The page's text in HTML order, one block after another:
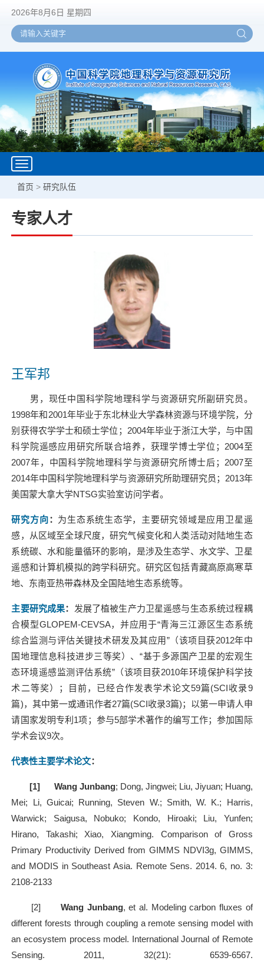
2026年8月6日 星期四
Toggle
navigation
首页 >研究队伍
专家人才
王军邦
男， 现任中国科学院地理科学与资源研究所副研究员。
1998年和2001年毕业于东北林业大学森林资源与环境学院，分
别获得农学学士和硕士学位； 2004年毕业于浙江大学，与中国
科学院遥感应用研究所联合培养，获理学博士学位； 2004至
2007年，中国科学院地理科学与资源研究所博士后； 2007至
2014年中国科学院地理科学与资源研究所助理研究员； 2013年
美国蒙大拿大学NTSG实验室访问学者。
研究方向 ： 为生态系统生态学，主要研究领域是应用卫星遥
感，从区域至全球尺度，研究气候变化和人类活动对陆地生态
系统碳、水和能量循环的影响，是涉及生态学、水文学、卫星
遥感和计算机模拟的跨学科研究。研究区包括青藏高原高寒草
地、东南亚热带森林及全国陆地生态系统等。
主要研究成果： 发展了植被生产力卫星遥感与生态系统过程耦
合模型GLOPEM-CEVSA，并应用于“青海三江源区生态系统
综合监测与评估关键技术研发及其应用”（该项目获2012年中
国地理信息科技进步三等奖）、“基于多源国产卫星的宏观生
态环境遥感监测评估系统”（该项目获2010年环境保护科学技
术二等奖）；目前，已经合作发表学术论文59篇(SCI 收录9
篇)，其中第一或通讯作者27篇(SCI 收录3篇)；以第一申请人申
请国家发明专利 1项；参与5部学术著作的编写工作；参加国际
学术会议9次。
代表性主要学术论文：
[1] Wang Junbang; Dong, Jingwei; Liu, Jiyuan; Huang,
Mei; Li, Guicai; Running, Steven W.; Smith, W. K.; Harris,
Warwick; Saigusa, Nobuko; Kondo, Hiroaki; Liu, Yunfen;
Hirano, Takashi; Xiao, Xiangming. Comparison of Gross
Primary Productivity Derived from GIMMS NDVI3g, GIMMS,
and MODIS in Southeast Asia. Remote Sens. 2014. 6, no. 3:
2108-2133
[2] Wang Junbang, et al. Modeling carbon fluxes of
different forests through coupling a remote sensing model with
an ecosystem process model. International Journal of Remote
Sensing. 2011, 32(21): 6539-6567.